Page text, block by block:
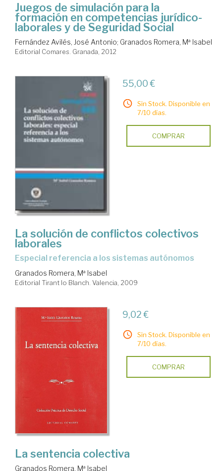
Juegos de simulación para la
formación en competencias jurídico-
laborales y de Seguridad Social
Fernández Avilés, José Antonio; Granados Romera, Mª Isabel
Editorial Comares. Granada, 2012
55,00 €
Sin Stock. Disponible en
7/10 días.
COMPRAR
La solución de conflictos colectivos
laborales
especial referencia a los sistemas autónomos
Granados Romera, Mª Isabel
Editorial Tirant lo Blanch. Valencia, 2009
9,02 €
Sin Stock. Disponible en
7/10 días.
COMPRAR
La sentencia colectiva
Granados Romera, Mª Isabel